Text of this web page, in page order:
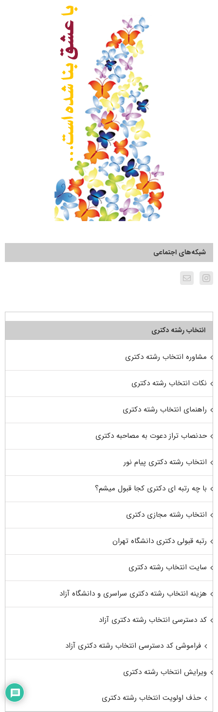
شبکه‌های اجتماعی
انتخاب رشته دکتری
مشاوره انتخاب رشته دکتری
نکات انتخاب رشته دکتری
راهنمای انتخاب رشته دکتری
حدنصاب تراز دعوت به مصاحبه دکتری
انتخاب رشته دکتری پیام نور
با چه رتبه ای دکتری کجا قبول میشم؟
انتخاب رشته مجازی دکتری
رتبه قبولی دکتری دانشگاه تهران
سایت انتخاب رشته دکتری
هزینه انتخاب رشته دکتری سراسری و دانشگاه آزاد
کد دسترسی انتخاب رشته دکتری آزاد
فراموشی کد دسترسی انتخاب رشته دکتری آزاد
ویرایش انتخاب رشته دکتری
حذف اولویت انتخاب رشته دکتری